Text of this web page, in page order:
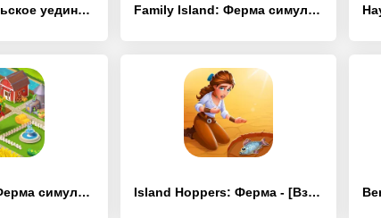
FarmVille 2 Cельское уединение - [Взлом/МОД Меню] Family Island: Ферма симулятор - [Взлом/МОД Много денег]
Spring Valley: Ферма симулятор - [Взлом/МОД Все открыто] Island Hoppers: Ферма - [Взлом/МОД Меню]